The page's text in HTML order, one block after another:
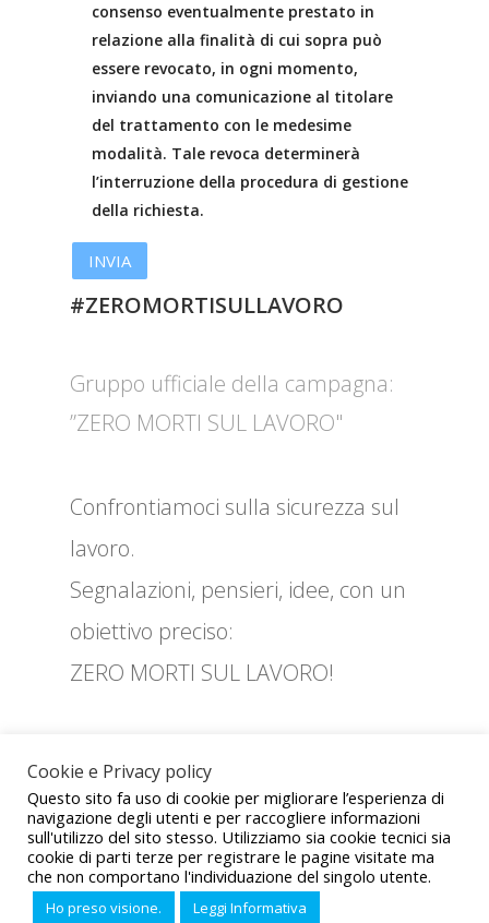
consenso eventualmente prestato in
relazione alla finalità di cui sopra può
essere revocato, in ogni momento,
inviando una comunicazione al titolare
del trattamento con le medesime
modalità. Tale revoca determinerà
l’interruzione della procedura di gestione
della richiesta.
#ZEROMORTISULLAVORO
Gruppo ufficiale della campagna:
”ZERO MORTI SUL LAVORO"
Confrontiamoci sulla sicurezza sul
lavoro.
Segnalazioni, pensieri, idee, con un
obiettivo preciso:
ZERO MORTI SUL LAVORO!
ZE
RO
MO
Sito realizzato da CED UIL © 2021 - Tutti i diritti sono riservati -
Privacy and Policy
Cookie e Privacy policy
Questo sito fa uso di cookie per migliorare l’esperienza di
navigazione degli utenti e per raccogliere informazioni
sull'utilizzo del sito stesso. Utilizziamo sia cookie tecnici sia
cookie di parti terze per registrare le pagine visitate ma
che non comportano l'individuazione del singolo utente.
Ho preso visione. Leggi Informativa